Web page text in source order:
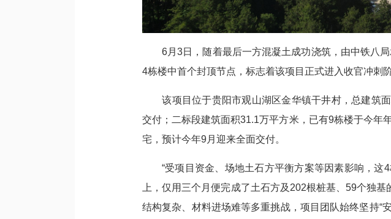
6月3日，随着最后一方混凝土成功浇筑，由中铁八局
4栋楼中首个封顶节点，标志着该项目正式进入收官冲刺阶
该项目位于贵阳市观山湖区金华镇干井村，总建筑面
交付；二标段建筑面积31.1万平方米，已有9栋楼于今年
宅，预计今年9月迎来全面交付。
“受项目资金、场地土石方平衡方案等因素影响，这4
上，仅用三个月便完成了土石方及202根桩基、59个独
结构复杂、材料进场难等多重挑战，项目团队始终坚持“